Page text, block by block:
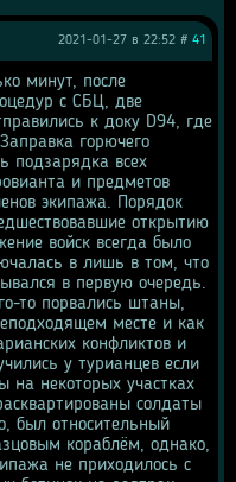
2021-01-27 в 22:52 # 41
минут, после
с СБЦ, две
к доку D94, где
горючего
подзарядка всех
и предметов
экипажа. Порядок
открытию
войск всегда было
в лишь в том, что
в первую очередь.
то порвались штаны,
месте и как
конфликтов и
у турианцев если
на некоторых участках
солдаты
был относительный
кораблём, однако,
не приходилось с